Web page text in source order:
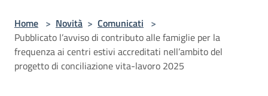
Home > Novità > Comunicati >
Pubblicato l’avviso di contributo alle famiglie per la
frequenza ai centri estivi accreditati nell’ambito del
progetto di conciliazione vita-lavoro 2025